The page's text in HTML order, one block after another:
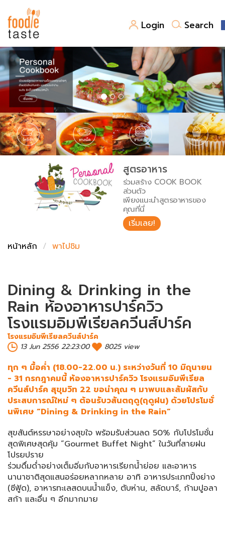
Login Search
สูตรอาหาร
สูตรอาหารล่าสุด
Top Foodie
พาไปชิม
สารพันก้นครัว
เคล็ดลับน่ารู้
เปรียบเทียบหน่วยการตวง
เปรียบเทียบอุณหภูมิ
เปรียบเทียบน้ำหนักวัตถุดิบ
FoodPedia
สร้าง Cookbook
สูตรอาหาร
ร่วมสร้าง COOK BOOK
ส่วนตัว
เพียงแนะนำสูตรอาหารของ
คุณที่นี่
เริ่มเลย!
หน้าหลัก
พาไปชิม
Dining & Drinking in the
Rain ห้องอาหารปาร์ควิว
โรงแรมอิมพีเรียลควีนส์ปาร์ค
โรงแรมอิมพีเรียลควีนส์ปาร์ค
13 Jun 2556 22:23:00
8025 view
ทุก ๆ มื้อค่ำ (18.00-22.00 น.) ระหว่างวันที่ 10 มิถุนายน
- 31 กรกฎาคมนี้ ห้องอาหารปาร์ควิว โรงแรมอิมพีเรียล
ควีนส์ปาร์ค สุขุมวิท 22 ขอนำคุณ ๆ มาพบและสัมผัสกับ
ประสบการณ์ใหม่ ๆ ต้อนรับวสันตฤดู(ฤดูฝน) ด้วยโปรโมชั่
นพิเศษ “Dining & Drinking in the Rain”
สุขสันต์หรรษาอย่างสุขใจ พร้อมรับส่วนลด 50% กับโปรโมชั่น
สุดพิเศษสุดคุ้ม “Gourmet Buffet Night” ในวันที่สายฝน
โปรยปราย
ร่วมดื่มด่ำอย่างเต็มอิ่มกับอาหารเรียกน้ำย่อย และอาหาร
นานาชาติสุดแสนอร่อยหลากหลาย อาทิ อาหารประเภทปิ้งย่าง
(ซีฟู้ด), อาหารทะเลสดบนน้ำแข็ง, ตับห่าน, สลัดบาร์, ก้ามปูอลา
สก้า และอื่น ๆ อีกมากมาย